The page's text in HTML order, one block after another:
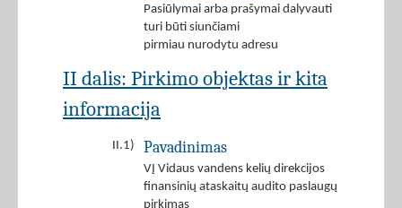
Pasiūlymai arba prašymai dalyvauti
turi būti siunčiami
pirmiau nurodytu adresu
II dalis: Pirkimo objektas ir kita
informacija
II.1) Pavadinimas
VĮ Vidaus vandens kelių direkcijos
finansinių ataskaitų audito paslaugų
pirkimas